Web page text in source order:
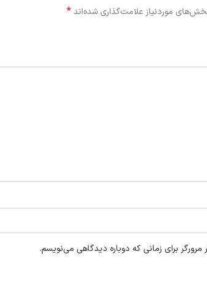
موردنیاز علامت‌گذاری شده‌اند*
برای زمانی که دوباره دیدگاهی می‌نویسم.